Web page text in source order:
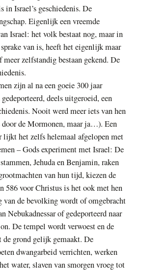
in Israel’s geschiedenis. De
Eigenlijk een vreemde
Israel: het volk bestaat nog, maar in
van is, heeft het eigenlijk maar
zelfstandig bestaan gekend. De
zijn al na een goeie 300 jaar
deels uitgeroeid, een
Nooit werd meer iets van hen
door de Mormonen, maar ja…). Een
lijkt het zelfs helemaal afgelopen met
– Gods experiment met Israel: De
Jehuda en Benjamin, raken
van hun tijd, kiezen de
586 voor Christus is het ook met hen
van de bevolking wordt of omgebracht
Nebukadnessar of gedeporteerd naar
De tempel wordt verwoest en de
de grond gelijk gemaakt. De
dwangarbeid verrichten, werken
water, slaven van smorgen vroeg tot